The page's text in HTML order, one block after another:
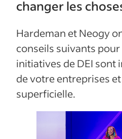
changer les
Hardeman et Neogy
conseils suivants
initiatives de DEI sont
de votre entreprises
superficielle.